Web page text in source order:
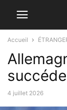
Accueil
4 juillet 2026